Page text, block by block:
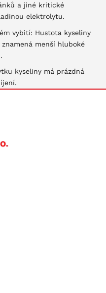
a jiné kritické
elektrolytu.
vybití: Hustota kyseliny
menší hluboké
kyseliny má prázdná